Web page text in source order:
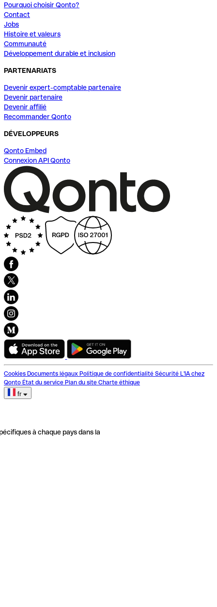
Pourquoi choisir Qonto?
Contact
Jobs
Histoire et valeurs
Communauté
Développement durable et inclusion
PARTENARIATS
Devenir expert-comptable partenaire
Devenir partenaire
Devenir affilié
Recommander Qonto
DÉVELOPPEURS
Qonto Embed
Connexion API Qonto
Cookies Documents légaux Politique de confidentialité Sécurité L'IA chez
Qonto État du service Plan du site Charte éthique
fr
à chaque pays dans la